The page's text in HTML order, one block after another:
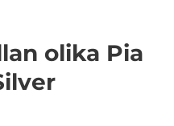
olika Pia